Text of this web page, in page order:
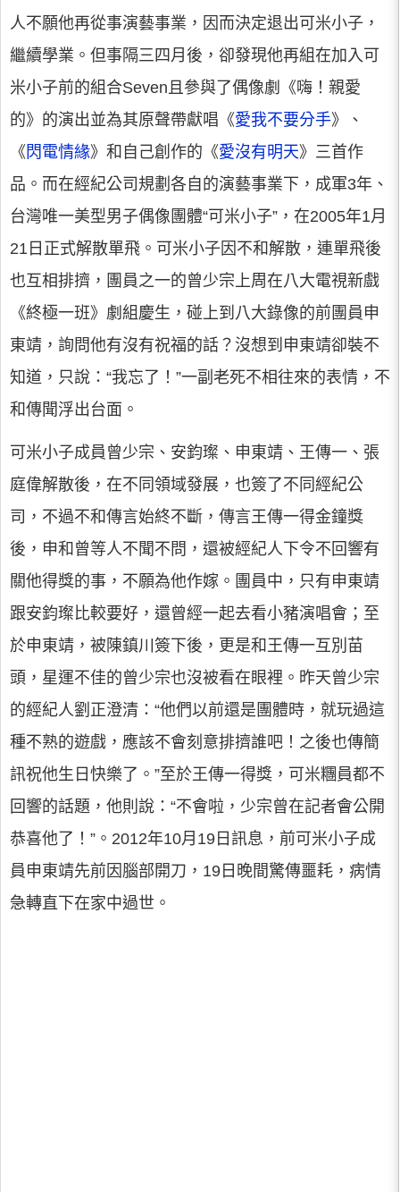
人不願他再從事演藝事業，因而決定退出可米小子，
繼續學業。但事隔三四月後，卻發現他再組在加入可
米小子前的組合Seven且參與了偶像劇《嗨！親愛
的》的演出並為其原聲帶獻唱《愛我不要分手》、
《 閃電情緣》和自己創作的《愛沒有明天》三首作
品。而在經紀公司規劃各自的演藝事業下，成軍3年、
台灣唯一美型男子偶像團體“可米小子”，在2005年1月
21日正式解散單飛。可米小子因不和解散，連單飛後
也互相排擠，團員之一的曾少宗上周在八大電視新戲
《終極一班》劇組慶生，碰上到八大錄像的前團員申
東靖，詢問他有沒有祝福的話？沒想到申東靖卻裝不
知道，只說：“我忘了！”一副老死不相往來的表情，不
和傳聞浮出台面。
可米小子成員曾少宗、安鈞璨、申東靖、王傳一、張
庭偉解散後，在不同領域發展，也簽了不同經紀公
司，不過不和傳言始終不斷，傳言王傳一得金鐘獎
後，申和曾等人不聞不問，還被經紀人下令不回響有
關他得獎的事，不願為他作嫁。團員中，只有申東靖
跟安鈞璨比較要好，還曾經一起去看小豬演唱會；至
於申東靖，被陳鎮川簽下後，更是和王傳一互別苗
頭，星運不佳的曾少宗也沒被看在眼裡。昨天曾少宗
的經紀人劉正澄清：“他們以前還是團體時，就玩過這
種不熟的遊戲，應該不會刻意排擠誰吧！之後也傳簡
訊祝他生日快樂了。”至於王傳一得獎，可米糰員都不
回響的話題，他則說：“不會啦，少宗曾在記者會公開
恭喜他了！”。2012年10月19日訊息，前可米小子成
員申東靖先前因腦部開刀，19日晚間驚傳噩耗，病情
急轉直下在家中過世。